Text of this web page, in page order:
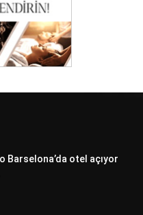
Barselona’da otel açıyor